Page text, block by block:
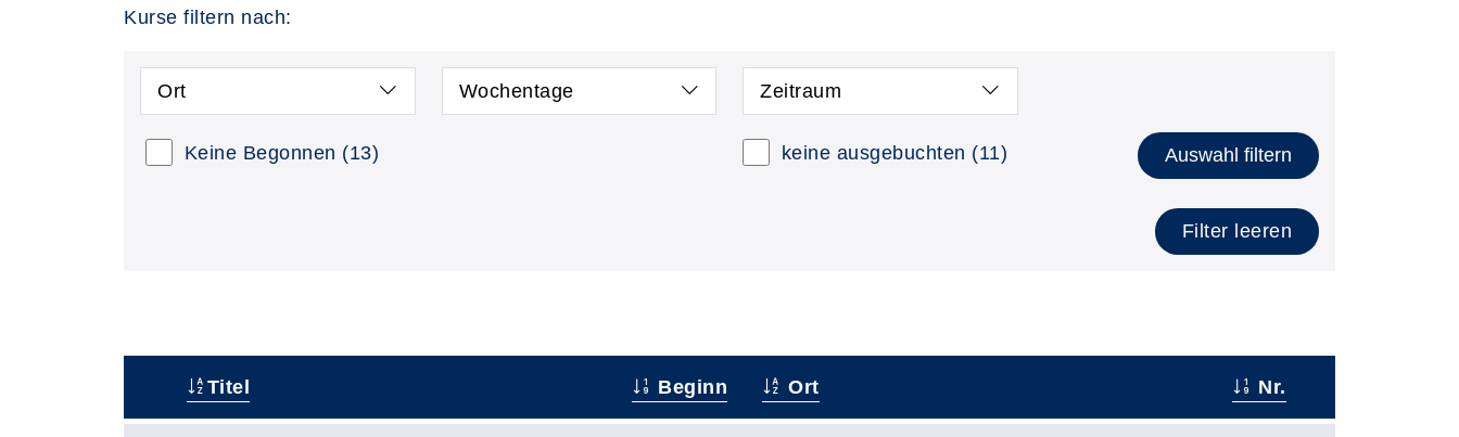
Kurse filtern nach:
Ort Wochentage Zeitraum
Keine Begonnen (13) keine ausgebuchten (11) Auswahl filtern
Filter leeren
Titel Beginn Ort Nr.